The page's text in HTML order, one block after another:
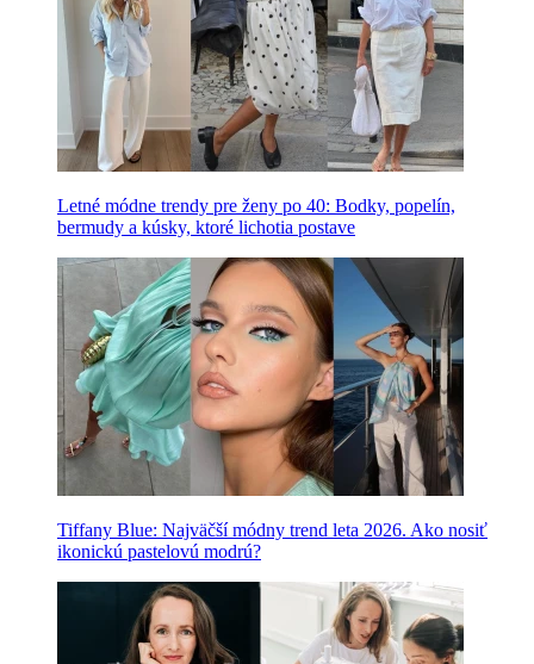
Letné módne trendy pre ženy po 40: Bodky, popelín,
bermudy a kúsky, ktoré lichotia postave
Tiffany Blue: Najväčší módny trend leta 2026. Ako nosiť
ikonickú pastelovú modrú?